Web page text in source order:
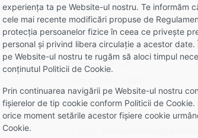
Data inregistrare: 2016-05-
Categoria:Sisteme de
Firma: LUCIA
Nume: LUCIA
Prenume: TOTH
experiența ta pe Website-ul nostru. Te informăm
cele mai recente modificări propuse de
protecția persoanelor fizice în ceea ce privește
personal și privind libera circulație a acestor
pe Website-ul nostru te rugăm să aloci timpul
conținutul Politicii de Cookie.
Prin continuarea navigării pe Website-ul nostru
fişierelor de tip cookie conform Politicii de
orice moment setările acestor fişiere cookie
Cookie.